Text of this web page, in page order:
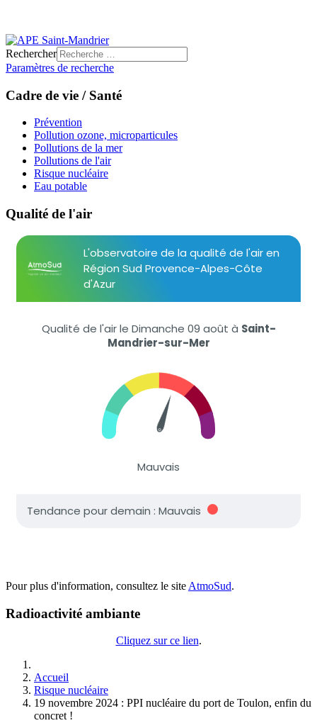
Rechercher
Paramètres de recherche
Cadre de vie / Santé
Prévention
Pollution ozone, microparticules
Pollutions de la mer
Pollutions de l'air
Risque nucléaire
Eau potable
Qualité de l'air
Pour plus d'information, consultez le site AtmoSud.
Radioactivité ambiante
Cliquez sur ce lien.
Accueil
Risque nucléaire
19 novembre 2024 : PPI nucléaire du port de Toulon, enfin du
concret !